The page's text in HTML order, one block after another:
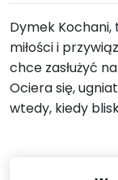
Dymek Kochani,
miłości i
chce zasłużyć
Ociera się,
wtedy, kiedy